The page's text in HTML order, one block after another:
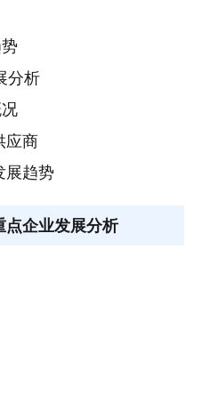
分析
应商
展趋势
点企业发展分析